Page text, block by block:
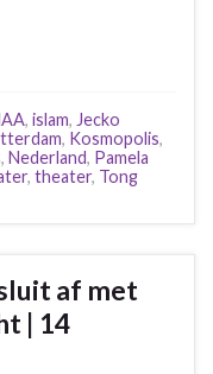
, islam, Jecko
, Kosmopolis,
, Nederland, Pamela
, theater, Tong
af met
| 14